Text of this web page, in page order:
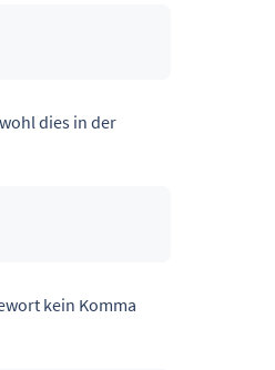
dies in der
kein Komma